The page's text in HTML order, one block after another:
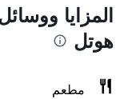
المزايا
هوتل
مطعم